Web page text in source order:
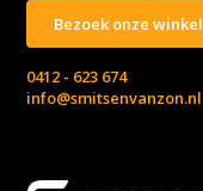
Bezoek onze winkel
0412 - 623 674
info@smitsenvanzon.nl